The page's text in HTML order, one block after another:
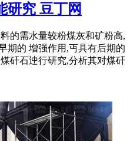
研究 豆丁网
的需水量较粉煤灰和矿粉高,
期的 增强作用,丏具有后期的
矸石迚行研究,分析其对煤矸